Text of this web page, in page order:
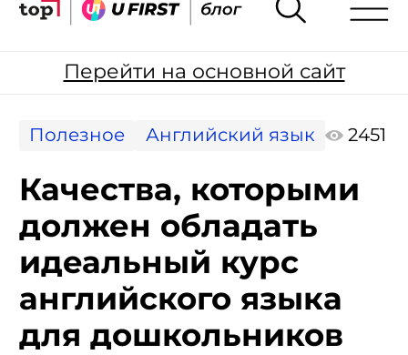
Перейти на основной сайт
Полезное Английский язык 2451
Качества, которыми
должен обладать
идеальный курс
английского языка
для дошкольников